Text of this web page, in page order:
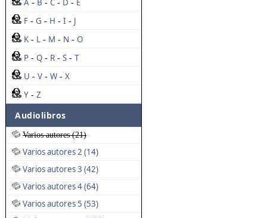
A - B - C - D - E
F - G - H - I - J
K - L - M - N - O
P - Q - R - S - T
U - V - W - X
Y - Z
Audiolibros
Varios autores (21)
Varios autores 2 (14)
Varios autores 3 (42)
Varios autores 4 (64)
Varios autores 5 (53)